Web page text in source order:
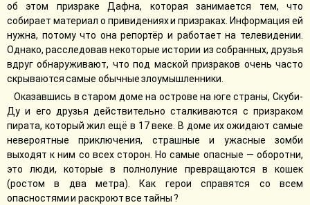
об этом призраке Дафна, которая занимается тем, что
собирает материал о привидениях и призраках. Информация ей
нужна, потому что она репортёр и работает на телевидении.
Однако, расследовав некоторые истории из собранных, друзья
вдруг обнаруживают, что под маской призраков очень часто
скрываются самые обычные злоумышленники.
Оказавшись в старом доме на острове на юге страны, Скуби-
Ду и его друзья действительно сталкиваются с призраком
пирата, который жил ещё в 17 веке. В доме их ожидают самые
невероятные приключения, страшные и ужасные зомби
выходят к ним со всех сторон. Но самые опасные — оборотни,
это люди, которые в полнолуние превращаются в кошек
(ростом в два метра). Как герои справятся со всем
опасностями и раскроют все тайны ?